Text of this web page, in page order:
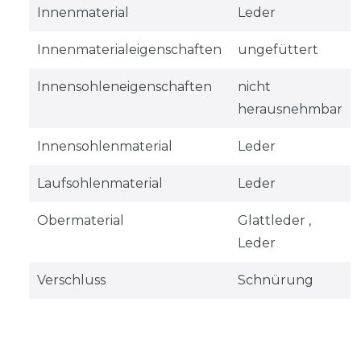
Innenmaterial Leder
Innenmaterialeigenschaften ungefüttert
Innensohleneigenschaften
nicht
herausnehmbar
Innensohlenmaterial Leder
Laufsohlenmaterial Leder
Obermaterial
Glattleder ,
Leder
Verschluss Schnürung